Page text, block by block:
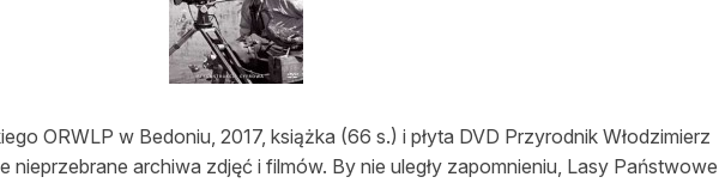
Lasy prywatne
ORWLP w Bedoniu, 2017, książka (66 s.) i płyta DVD Przyrodnik Włodzimierz
nieprzebrane archiwa zdjęć i filmów. By nie uległy zapomnieniu, Lasy Państwowe